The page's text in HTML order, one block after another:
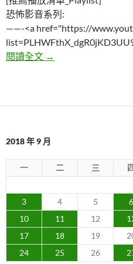
恐怖影音系列:
——-<a href="https://
閱讀全文 五個2018年不要嘗試
→
2018 年 9 月
一 二 三
3
4 5 6
10
11 12
17
18 19
24
25 26